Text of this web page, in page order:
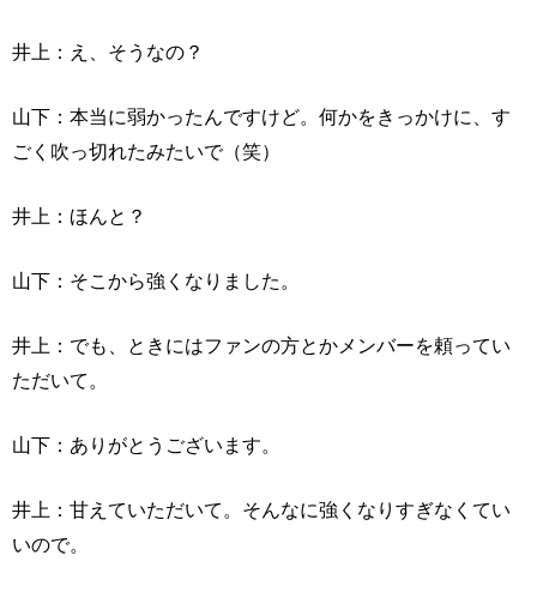
井上：え、そうなの？
山下：本当に弱かったんですけど。何かをきっかけに、す
ごく吹っ切れたみたいで（笑）
井上：ほんと？
山下：そこから強くなりました。
井上：でも、ときにはファンの方とかメンバーを頼ってい
ただいて。
山下：ありがとうございます。
井上：甘えていただいて。そんなに強くなりすぎなくてい
いので。